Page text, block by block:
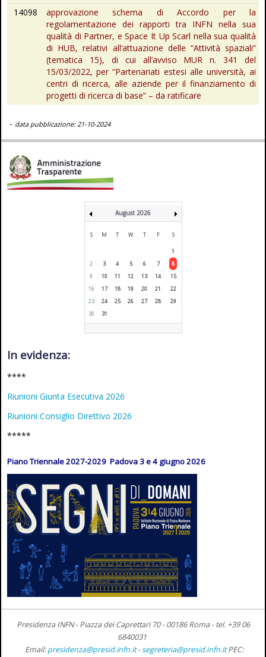
14098
approvazione schema di Accordo per la
regolamentazione dei rapporti tra INFN nella sua
qualità di Partner, e Space It Up Scarl nella sua qualità
di HUB, relativi all’attuazione delle “Attività spaziali”
(tematica 15), di cui all’avviso MUR n. 341 del
15/03/2022, per “Partenariati estesi alle università, ai
centri di ricerca, alle aziende per il finanziamento di
progetti di ricerca di base” – da ratificare
- data pubblicazione: 21-10-2024
August 2026
S M T W T F S
1
2
3 4 5 6 7
8
9
10 11 12 13 14
15
16
17 18 19 20 21
22
23
24 25 26 27 28
29
30
31
In evidenza:
****
Riunioni Giunta Esecutiva 2026
Riunioni Consiglio Direttivo 2026
*****
Piano Triennale 2027-2029 Padova 3 e 4 giugno 2026
Presidenza INFN - Piazza dei Caprettari 70 - 00186 Roma -tel. +39 06
6840031
Email:presidenza@presid.infn.it-segreteria@presid.infn.it PEC: